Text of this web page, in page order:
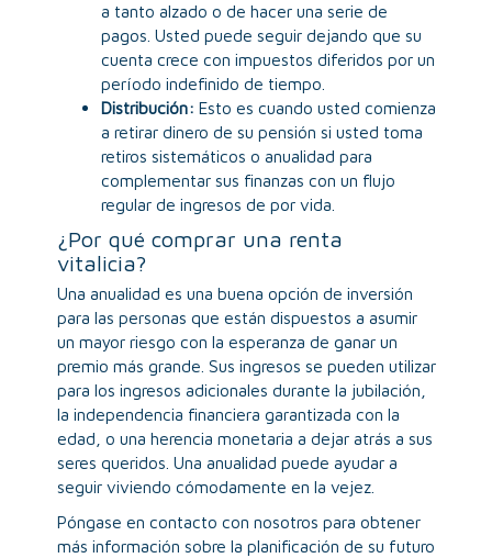
a tanto alzado o de hacer una serie de
pagos. Usted puede seguir dejando que su
cuenta crece con impuestos diferidos por un
período indefinido de tiempo.
Distribución: Esto es cuando usted comienza
a retirar dinero de su pensión si usted toma
retiros sistemáticos o anualidad para
complementar sus finanzas con un flujo
regular de ingresos de por vida.
¿Por qué comprar una renta
vitalicia?
Una anualidad es una buena opción de inversión
para las personas que están dispuestos a asumir
un mayor riesgo con la esperanza de ganar un
premio más grande. Sus ingresos se pueden utilizar
para los ingresos adicionales durante la jubilación,
la independencia financiera garantizada con la
edad, o una herencia monetaria a dejar atrás a sus
seres queridos. Una anualidad puede ayudar a
seguir viviendo cómodamente en la vejez.
Póngase en contacto con nosotros para obtener
más información sobre la planificación de su futuro